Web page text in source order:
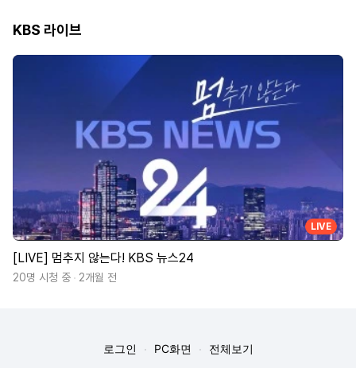
KBS 라이브
LIVE
[LIVE] 멈추지 않는다! KBS 뉴스24
20명 시청 중 2개월 전
로그인 PC화면 전체보기